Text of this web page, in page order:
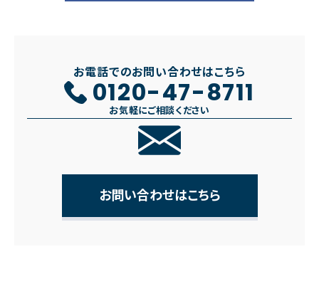
お電話でのお問い合わせはこちら
0120-47-8711
お気軽にご相談ください
お問い合わせはこちら